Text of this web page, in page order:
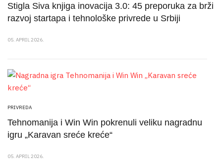
Stigla Siva knjiga inovacija 3.0: 45 preporuka za brži
razvoj startapa i tehnološke privrede u Srbiji
05. APRIL 2026.
PRIVREDA
Tehnomanija i Win Win pokrenuli veliku nagradnu
igru „Karavan sreće kreće“
05. APRIL 2026.